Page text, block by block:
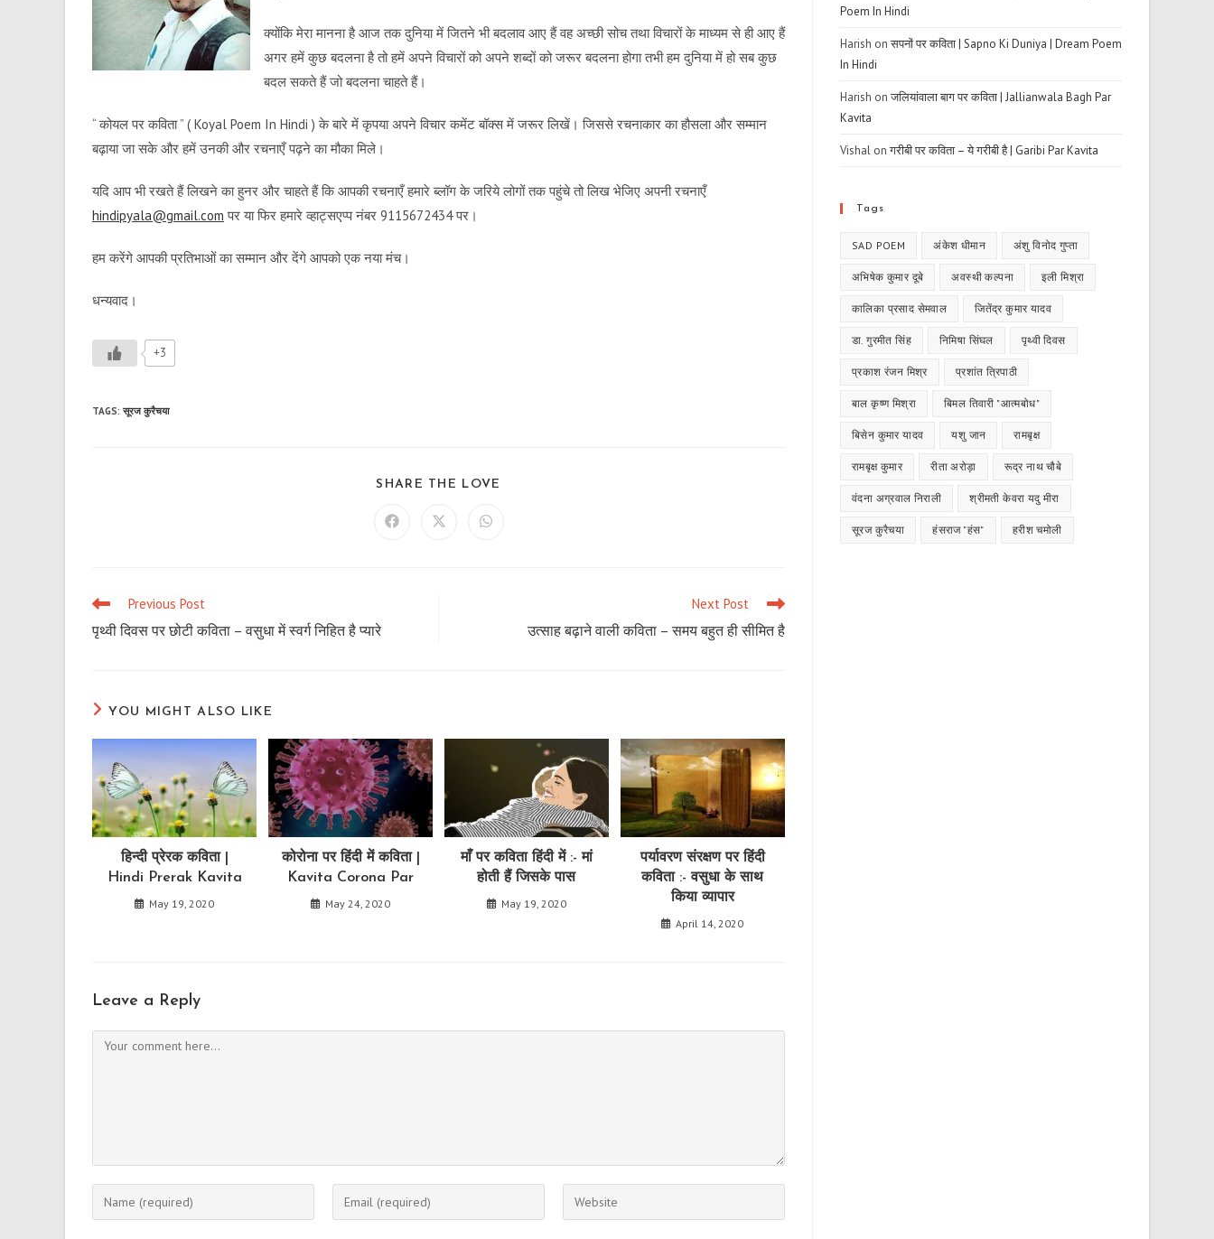
क्योंकि मेरा मानना है आज तक दुनिया में जितने भी बदलाव आए हैं वह अच्छी सोच तथा विचारों के माध्यम से ही आए हैं
अगर हमें कुछ बदलना है तो हमें अपने विचारों को अपने शब्दों को जरूर बदलना होगा तभी हम दुनिया में हो सब कुछ
बदल सकते हैं जो बदलना चाहते हैं।
“ कोयल पर कविता ” ( Koyal Poem In Hindi ) के बारे में कृपया अपने विचार कमेंट बॉक्स में जरूर लिखें। जिससे रचनाकार का हौसला और सम्मान
बढ़ाया जा सके और हमें उनकी और रचनाएँ पढ़ने का मौका मिले।
यदि आप भी रखते हैं लिखने का हुनर और चाहते हैं कि आपकी रचनाएँ हमारे ब्लॉग के जरिये लोगों तक पहुंचे तो लिख भेजिए अपनी रचनाएँ
hindipyala@gmail.com पर या फिर हमारे व्हाट्सएप्प नंबर 9115672434 पर।
हम करेंगे आपकी प्रतिभाओं का सम्मान और देंगे आपको एक नया मंच।
धन्यवाद।
+3
TAGS: सूरज कुरैचया
SHARE THE LOVE
Opens Opens Opens
Read
more
articles
Previous Post
पृथ्वी दिवस पर छोटी कविता – वसुधा में स्वर्ग निहित है प्यारे
Next Post
उत्साह बढ़ाने वाली कविता – समय बहुत ही सीमित है
YOU MIGHT ALSO LIKE
हिन्दी प्रेरक कविता |
Hindi Prerak Kavita
May 19, 2020
कोरोना पर हिंदी में कविता |
Kavita Corona Par
May 24, 2020
माँ पर कविता हिंदी में :- मां
होती हैं जिसके पास
May 19, 2020
पर्यावरण संरक्षण पर हिंदी
कविता :- वसुधा के साथ
किया व्यापार
April 14, 2020
Leave a Reply
Comment
Enter
your
Enter
your
Enter
your
Poem In Hindi
Harish onसपनों पर कविता | Sapno Ki Duniya | Dream Poem
In Hindi
Harish onजलियांवाला बाग पर कविता | Jallianwala Bagh Par
Kavita
Vishal onगरीबी पर कविता – ये गरीबी है | Garibi Par Kavita
Tags
SAD POEM अंकेश धीमान अंशु विनोद गुप्ता
अभिषेक कुमार दूबे अवस्थी कल्पना इली मिश्रा
कालिका प्रसाद सेमवाल जितेंद्र कुमार यादव
डा. गुरमीत सिंह निमिषा सिंघल पृथ्वी दिवस
प्रकाश रंजन मिश्र प्रशांत त्रिपाठी
बाल कृष्ण मिश्रा बिमल तिवारी "आत्मबोध"
बिसेन कुमार यादव यशु जान रामबृक्ष
रामबृक्ष कुमार रीता अरोड़ा रूद्र नाथ चौबे
वंदना अग्रवाल निराली श्रीमती केवरा यदु मीरा
सूरज कुरैचया हंसराज "हंस" हरीश चमोली